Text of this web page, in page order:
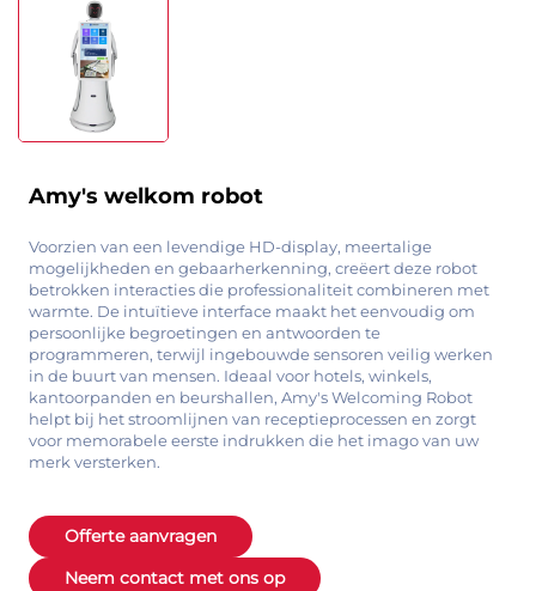
Amy's welkom robot
Voorzien van een levendige HD-display, meertalige
mogelijkheden en gebaarherkenning, creëert deze robot
betrokken interacties die professionaliteit combineren met
warmte. De intuïtieve interface maakt het eenvoudig om
persoonlijke begroetingen en antwoorden te
programmeren, terwijl ingebouwde sensoren veilig werken
in de buurt van mensen. Ideaal voor hotels, winkels,
kantoorpanden en beurshallen, Amy's Welcoming Robot
helpt bij het stroomlijnen van receptieprocessen en zorgt
voor memorabele eerste indrukken die het imago van uw
merk versterken.
Offerte aanvragen
Neem contact met ons op